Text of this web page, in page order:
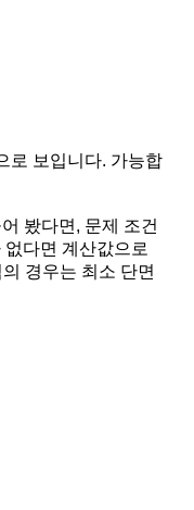
로 보입니다. 가능합
봤다면, 문제 조건
다면 계산값으로
경우는 최소 단면